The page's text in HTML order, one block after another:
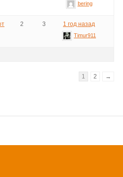
bering
2 3 1 год назад
Timur911
1 2 →